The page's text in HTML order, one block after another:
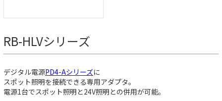
RB-HLVシリーズ
デジタル電源PD4-Aシリーズに
スポット照明を接続できる専用アダプタ。
電源1台でスポット照明と24V照明との併用が可能。